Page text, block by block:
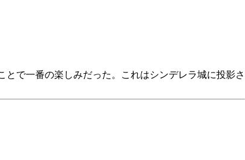
で一番の楽しみだった。これはシンデレラ城に投影さ